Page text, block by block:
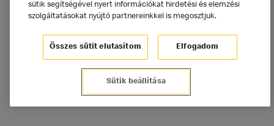
sütik segítségével nyert információkat hirdetési és elemzési
szolgáltatásokat nyújtó partnereinkkel is megosztjuk.
Összes sütit elutasítom Elfogadom
Sütik beállítása